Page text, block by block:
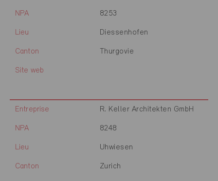
NPA 8253
Lieu Diessenhofen
Canton Thurgovie
Site web
Entreprise R. Keller Architekten GmbH
NPA 8248
Lieu Uhwiesen
Canton Zurich